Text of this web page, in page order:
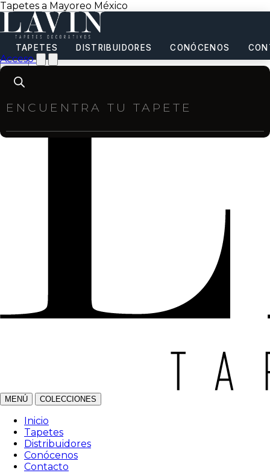
Tapetes a Mayoreo México
TAPETES DISTRIBUIDORES CONÓCENOS
Acceso
Products
search
MENÚ COLECCIONES
Inicio
Tapetes
Distribuidores
Conócenos
Contacto